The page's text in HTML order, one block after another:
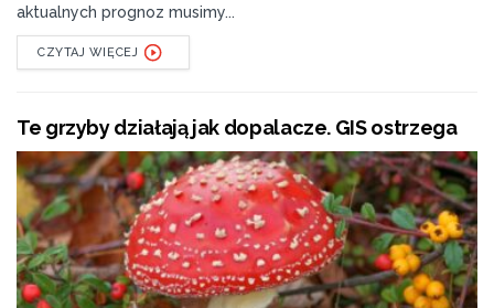
aktualnych prognoz musimy...
CZYTAJ WIĘCEJ
Te grzyby działają jak dopalacze. GIS ostrzega